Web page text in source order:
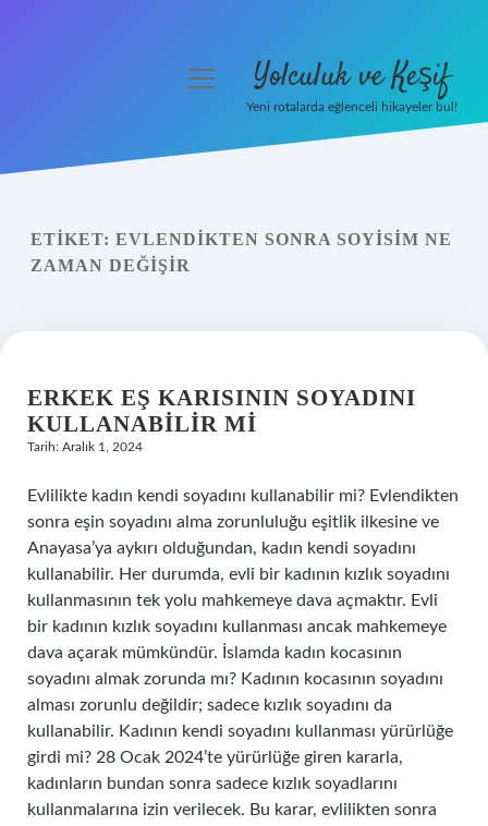
Yasal Uyarı
menüyü Yolculuk ve Keşif
Yeni rotalarda eğlenceli hikayeler bul!
ETIKET: EVLENDIKTEN SONRA SOYISIM NE
ZAMAN DEĞIŞIR
ERKEK EŞ KARISININ SOYADINI
KULLANABILIR MI
Tarih: Aralık 1, 2024
Evlilikte kadın kendi soyadını kullanabilir mi? Evlendikten
sonra eşin soyadını alma zorunluluğu eşitlik ilkesine ve
Anayasa’ya aykırı olduğundan, kadın kendi soyadını
kullanabilir. Her durumda, evli bir kadının kızlık soyadını
kullanmasının tek yolu mahkemeye dava açmaktır. Evli
bir kadının kızlık soyadını kullanması ancak mahkemeye
dava açarak mümkündür. İslamda kadın kocasının
soyadını almak zorunda mı? Kadının kocasının soyadını
alması zorunlu değildir; sadece kızlık soyadını da
kullanabilir. Kadının kendi soyadını kullanması yürürlüğe
girdi mi? 28 Ocak 2024’te yürürlüğe giren kararla,
kadınların bundan sonra sadece kızlık soyadlarını
kullanmalarına izin verilecek. Bu karar, evlilikten sonra